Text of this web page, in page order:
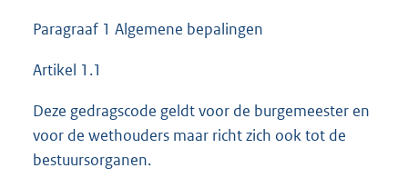
Paragraaf 1 Algemene bepalingen
Artikel 1.1
Deze gedragscode geldt voor de burgemeester en
voor de wethouders maar richt zich ook tot de
bestuursorganen.